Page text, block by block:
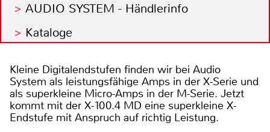
AUDIO SYSTEM - Händlerinfo
Kataloge
Kleine Digitalendstufen finden wir bei Audio
System als leistungsfähige Amps in der X-Serie und
als superkleine Micro-Amps in der M-Serie. Jetzt
kommt mit der X-100.4 MD eine superkleine X-
Endstufe mit Anspruch auf richtig Leistung.